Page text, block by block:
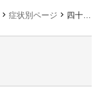
chevron_right 症状別ページ chevron_right 四十肩・五十肩